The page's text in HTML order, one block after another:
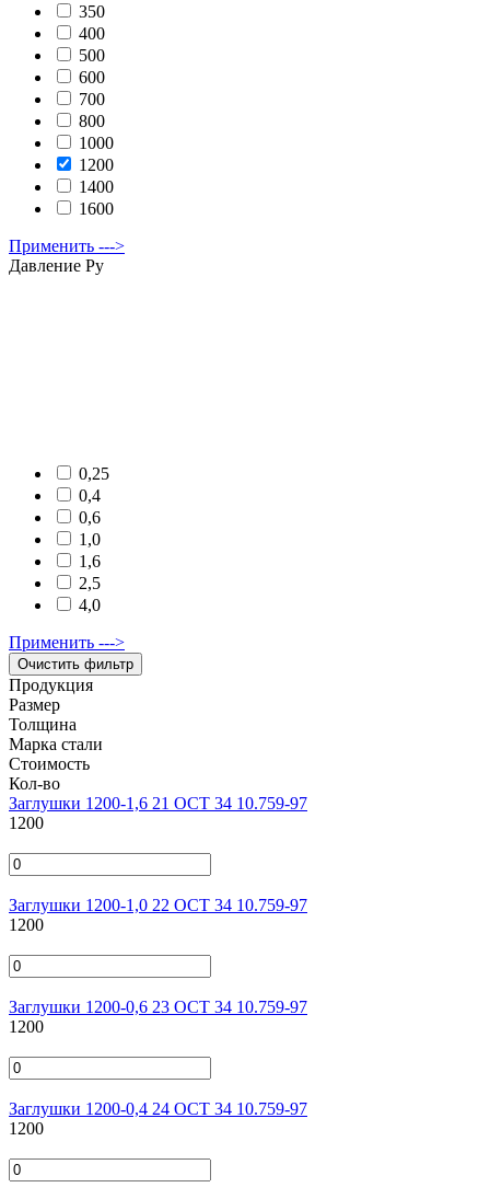
350
400
500
600
700
800
1000
1200
1400
1600
Применить --->
Давление Ру
0,25
0,4
0,6
1,0
1,6
2,5
4,0
Применить --->
Продукция
Размер
Толщина
Марка стали
Стоимость
Кол-во
Заглушки 1200-1,6 21 ОСТ 34 10.759-97
1200
Заглушки 1200-1,0 22 ОСТ 34 10.759-97
1200
Заглушки 1200-0,6 23 ОСТ 34 10.759-97
1200
Заглушки 1200-0,4 24 ОСТ 34 10.759-97
1200